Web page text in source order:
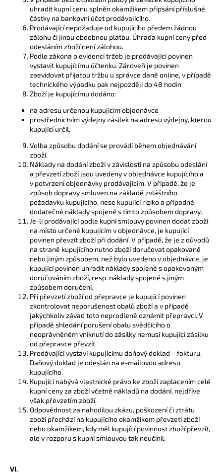
uhradit kupní cenu splněn okamžikem připsání příslušné
částky na bankovní účet prodávajícího.
Prodávající nepožaduje od kupujícího předem žádnou
zálohu či jinou obdobnou platbu. Úhrada kupní ceny před
odesláním zboží není zálohou.
Podle zákona o evidenci tržeb je prodávající povinen
vystavit kupujícímu účtenku. Zároveň je povinen
zaevidovat přijatou tržbu u správce daně online, v případě
technického výpadku pak nejpozději do 48 hodin
Zboží je kupujícímu dodáno:
na adresu určenou kupujícím objednávce
prostřednictvím výdejny zásilek na adresu výdejny, kterou
kupující určil,
Volba způsobu dodání se provádí během objednávání
zboží.
Náklady na dodání zboží v závislosti na způsobu odeslání
a převzetí zboží jsou uvedeny v objednávce kupujícího a
v potvrzení objednávky prodávajícím. V případě, že je
způsob dopravy smluven na základě zvláštního
požadavku kupujícího, nese kupující riziko a případné
dodatečné náklady spojené s tímto způsobem dopravy.
Je-li prodávající podle kupní smlouvy povinen dodat zboží
na místo určené kupujícím v objednávce, je kupující
povinen převzít zboží při dodání. V případě, že je z důvodů
na straně kupujícího nutno zboží doručovat opakovaně
nebo jiným způsobem, než bylo uvedeno v objednávce, je
kupující povinen uhradit náklady spojené s opakovaným
doručováním zboží, resp. náklady spojené s jiným
způsobem doručení.
Při převzetí zboží od přepravce je kupující povinen
zkontrolovat neporušenost obalů zboží a v případě
jakýchkoliv závad toto neprodleně oznámit přepravci. V
případě shledání porušení obalu svědčícího o
neoprávněném vniknutí do zásilky nemusí kupující zásilku
od přepravce převzít.
Prodávající vystaví kupujícímu daňový doklad – fakturu.
Daňový doklad je odeslán na e-mailovou adresu
kupujícího.
Kupující nabývá vlastnické právo ke zboží zaplacením celé
kupní ceny za zboží včetně nákladů na dodání, nejdříve
však převzetím zboží.
Odpovědnost za nahodilou zkázu, poškození či ztrátu
zboží přechází na kupujícího okamžikem převzetí zboží
nebo okamžikem, kdy měl kupující povinnost zboží převzít,
ale v rozporu s kupní smlouvou tak neučinil.
VI.